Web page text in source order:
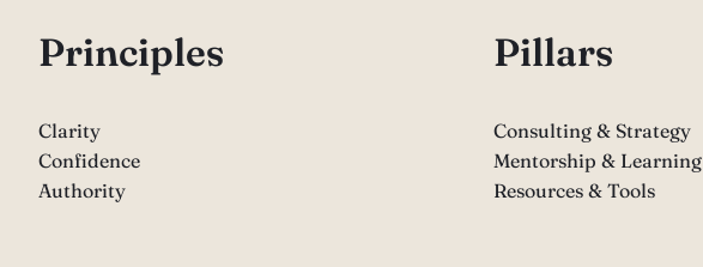
Principles
Clarity
Confidence
Authority
Pillars
Consulting & Strategy
Mentorship & Learning
Resources & Tools